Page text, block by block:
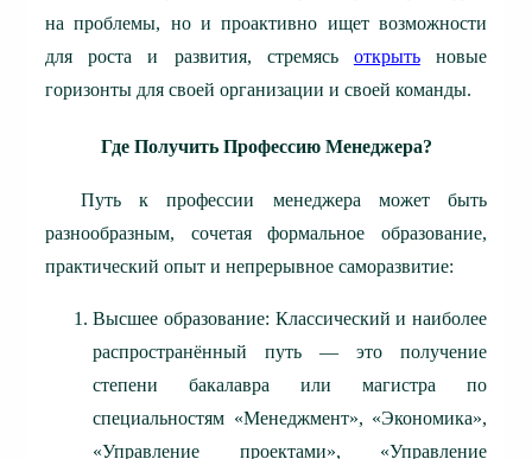
на проблемы, но и проактивно ищет возможности
для роста и развития, стремясь открытьновые
горизонты для своей организации и своей команды.
Где Получить Профессию Менеджера?
Путь к профессии менеджера может быть
разнообразным, сочетая формальное образование,
практический опыт и непрерывное саморазвитие:
Высшее образование: Классический и наиболее
распространённый путь — это получение
степени бакалавра или магистра по
специальностям «Менеджмент», «Экономика»,
«Управление проектами», «Управление